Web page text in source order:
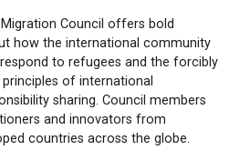
Council offers bold
how the international community
to refugees and the forcibly
of international
sharing. Council members
and innovators from
countries across the globe.